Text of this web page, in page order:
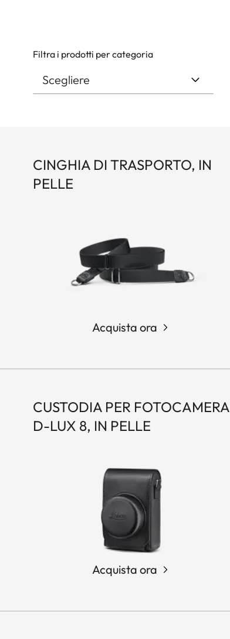
Filtra i prodotti per categoria
CINGHIA DI TRASPORTO, IN
PELLE
Acquista ora
CUSTODIA PER FOTOCAMERA
D-LUX 8, IN PELLE
Acquista ora